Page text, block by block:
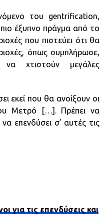
του gentrification,
έξυπνο πράγμα από το
που πιστεύει ότι θα
όπως συμπλήρωσε,
να χτιστούν μεγάλες
εκεί που θα ανοίξουν οι
Μετρό […]. Πρέπει να
επενδύσει σ’ αυτές τις
για τις επενδύσεις και